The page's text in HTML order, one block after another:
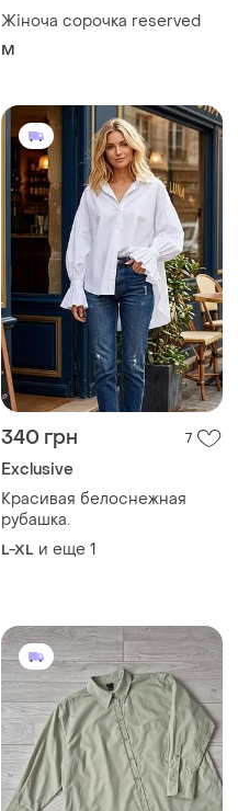
Жіноча сорочка reserved
M
340 грн 7
Exclusive
Красивая белоснежная
рубашка.
L-XL и еще 1